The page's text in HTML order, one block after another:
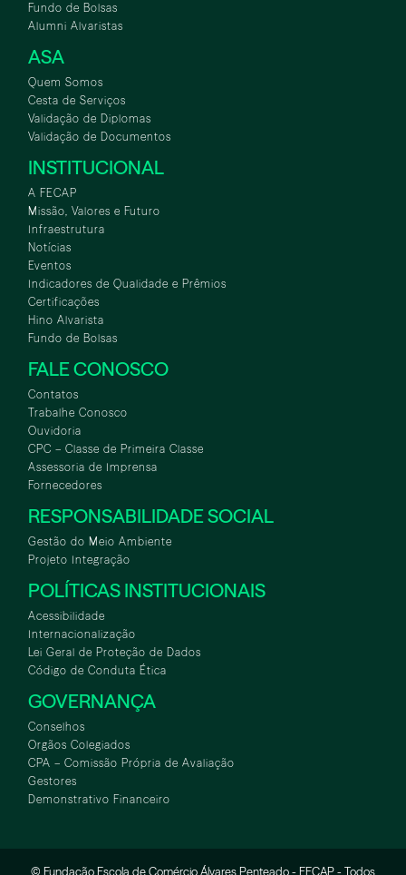
Fundo de Bolsas
Alumni Alvaristas
ASA
Quem Somos
Cesta de Serviços
Validação de Diplomas
Validação de Documentos
INSTITUCIONAL
A FECAP
Missão, Valores e Futuro
Infraestrutura
Notícias
Eventos
Indicadores de Qualidade e Prêmios
Certificações
Hino Alvarista
Fundo de Bolsas
FALE CONOSCO
Contatos
Trabalhe Conosco
Ouvidoria
CPC – Classe de Primeira Classe
Assessoria de Imprensa
Fornecedores
RESPONSABILIDADE SOCIAL
Gestão do Meio Ambiente
Projeto Integração
POLÍTICAS INSTITUCIONAIS
Acessibilidade
Internacionalização
Lei Geral de Proteção de Dados
Código de Conduta Ética
GOVERNANÇA
Conselhos
Orgãos Colegiados
CPA – Comissão Própria de Avaliação
Gestores
Demonstrativo Financeiro
© Fundação Escola de Comércio Álvares Penteado - FECAP - Todos